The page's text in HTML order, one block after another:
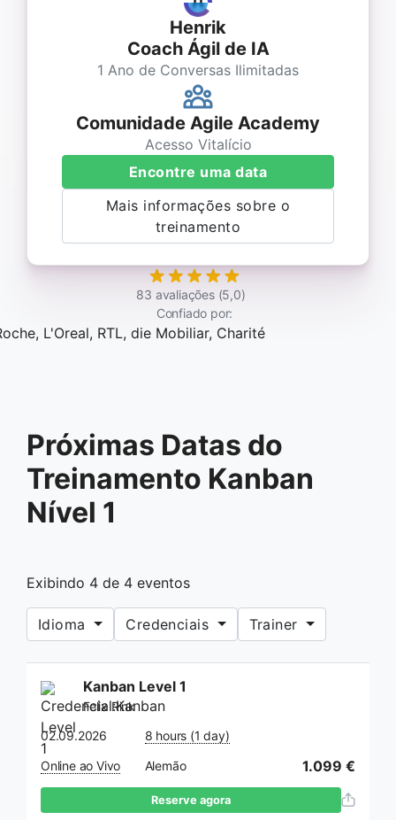
Henrik
Coach Ágil de IA
1 Ano de Conversas Ilimitadas
Comunidade Agile Academy
Acesso Vitalício
Encontre uma data
Mais informações sobre o
treinamento
83 avaliações (5,0)
Confiado por:
Próximas Datas do
Treinamento Kanban
Nível 1
Exibindo 4 de 4 eventos
Idioma Credenciais Trainer
Kanban Level 1
Felix Rink
02.09.2026
8 hours (1 day)
Online ao Vivo Alemão 1.099 €
Reserve agora